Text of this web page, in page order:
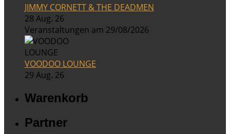
JIMMY CORNETT & THE DEADMEN
28 Aug. 26
Veranstaltungen am 29/08/2026
VOODOO LOUNGE
29 Aug. 26
Warenkorb
Partner